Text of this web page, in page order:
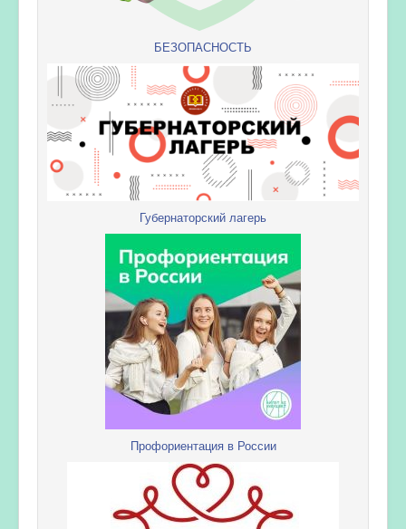
БЕЗОПАСНОСТЬ
Губернаторский лагерь
Профориентация в России